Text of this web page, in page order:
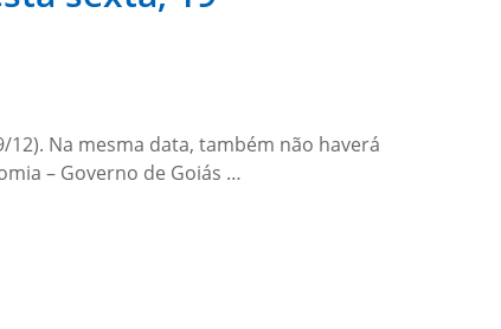
Na mesma data, também não haverá
– Governo de Goiás …